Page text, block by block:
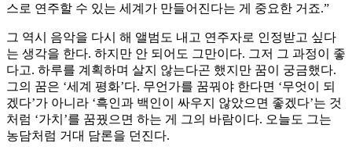
스로 연주할 수 있는 세계가 만들어진다는 게 중요한 거죠.”
그 역시 음악을 다시 해 앨범도 내고 연주자로 인정받고 싶다
는 생각을 한다. 하지만 안 되어도 그만이다. 그저 그 과정이 좋
다고. 하루를 계획하며 살지 않는다곤 했지만 꿈이 궁금했다.
그의 꿈은 ‘세계 평화’다. 무언가를 꿈꿔야 한다면 ‘무엇이 되
겠다’가 아니라 ‘흑인과 백인이 싸우지 않았으면 좋겠다’는 것
처럼 ‘가치’를 꿈꿨으면 하는 게 그의 바람이다. 오늘도 그는
농담처럼 거대 담론을 던진다.